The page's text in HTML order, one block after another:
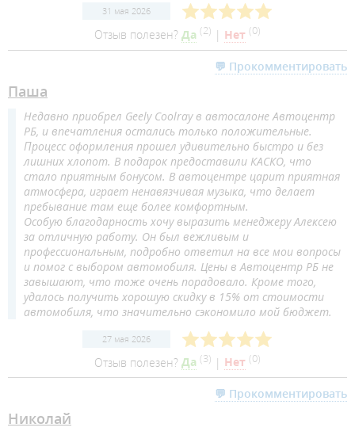
31 мая 2026
Отзыв полезен? Да (2) | Нет (0)
💬 Прокомментировать
Паша
Недавно приобрел Geely Coolray в автосалоне Автоцентр
РБ, и впечатления остались только положительные.
Процесс оформления прошел удивительно быстро и без
лишних хлопот. В подарок предоставили КАСКО, что
стало приятным бонусом. В автоцентре царит приятная
атмосфера, играет ненавязчивая музыка, что делает
пребывание там еще более комфортным.
Особую благодарность хочу выразить менеджеру Алексею
за отличную работу. Он был вежливым и
профессиональным, подробно ответил на все мои вопросы
и помог с выбором автомобиля. Цены в Автоцентр РБ не
завышают, что тоже очень порадовало. Кроме того,
удалось получить хорошую скидку в 15% от стоимости
автомобиля, что значительно сэкономило мой бюджет.
27 мая 2026
Отзыв полезен? Да (3) | Нет (0)
💬 Прокомментировать
Николай